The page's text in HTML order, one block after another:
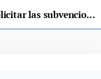
Siero abre el plazo para solicitar las subvenciones para el alumbrado navideño